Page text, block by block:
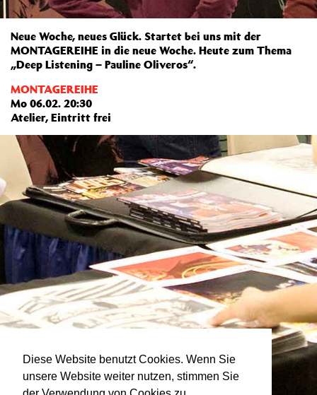
Diese Website benutzt Cookies. Wenn Sie
unsere Website weiter nutzen, stimmen Sie
Neue Woche, neues Glück. Startet bei uns mit der
MONTAGEREIHE in die neue Woche. Heute zum Thema
„Deep Listening – Pauline Oliveros“.
MONTAGEREIHE
Mo 06.02. 20:30
Atelier, Eintritt frei